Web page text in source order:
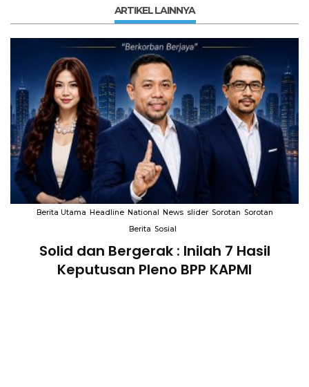
ARTIKEL LAINNYA
Berita Utama Headline National News slider Sorotan Sorotan
Berita Sosial
Solid dan Bergerak : Inilah 7 Hasil
Keputusan Pleno BPP KAPMI